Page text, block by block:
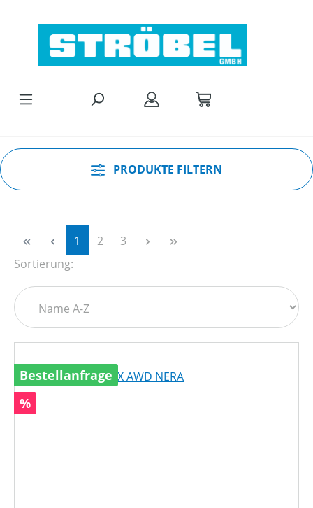
PRODUKTE FILTERN
Seite
1 Seite
2 Seite
3
Sortierung:
Bestellanfrage
Rabatt
%